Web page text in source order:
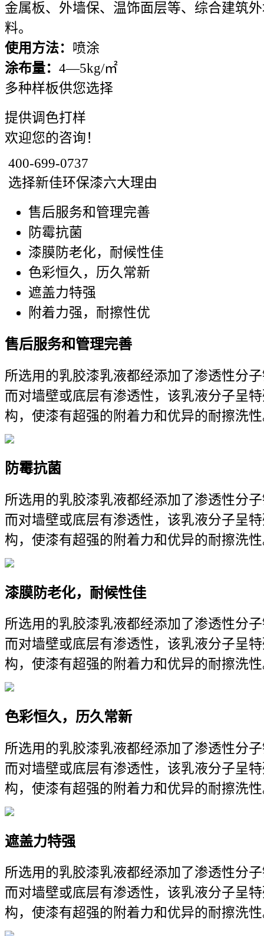
金属板、外墙保、温饰面层等、综合建筑
料。
使用方法： 喷涂
涂布量： 4—5kg/㎡
多种样板供您选择
提供调色打样
欢迎您的咨询！
400-699-0737
选择新佳环保漆六大理由
售后服务和管理完善
防霉抗菌
漆膜防老化，耐候性佳
色彩恒久，历久常新
遮盖力特强
附着力强，耐擦性优
售后服务和管理完善
所选用的乳胶漆乳液都经添加了渗透性分
而对墙壁或底层有渗透性，该乳液分子呈
构，使漆有超强的附着力和优异的耐擦洗
防霉抗菌
所选用的乳胶漆乳液都经添加了渗透性分
而对墙壁或底层有渗透性，该乳液分子呈
构，使漆有超强的附着力和优异的耐擦洗
漆膜防老化，耐候性佳
所选用的乳胶漆乳液都经添加了渗透性分
而对墙壁或底层有渗透性，该乳液分子呈
构，使漆有超强的附着力和优异的耐擦洗
色彩恒久，历久常新
所选用的乳胶漆乳液都经添加了渗透性分
而对墙壁或底层有渗透性，该乳液分子呈
构，使漆有超强的附着力和优异的耐擦洗
遮盖力特强
所选用的乳胶漆乳液都经添加了渗透性分
而对墙壁或底层有渗透性，该乳液分子呈
构，使漆有超强的附着力和优异的耐擦洗